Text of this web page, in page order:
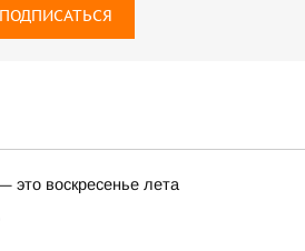
ПОДПИСАТЬСЯ
это воскресенье лета